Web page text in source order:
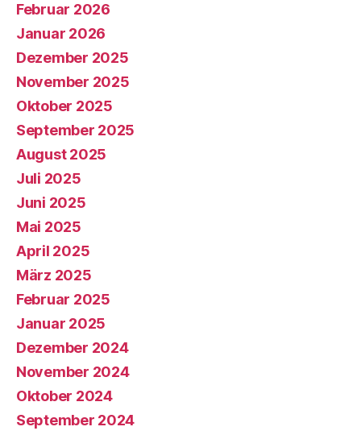
Februar 2026
Januar 2026
Dezember 2025
November 2025
Oktober 2025
September 2025
August 2025
Juli 2025
Juni 2025
Mai 2025
April 2025
März 2025
Februar 2025
Januar 2025
Dezember 2024
November 2024
Oktober 2024
September 2024